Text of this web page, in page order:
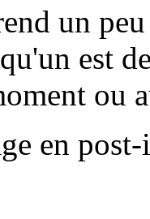
un
est
ou
en